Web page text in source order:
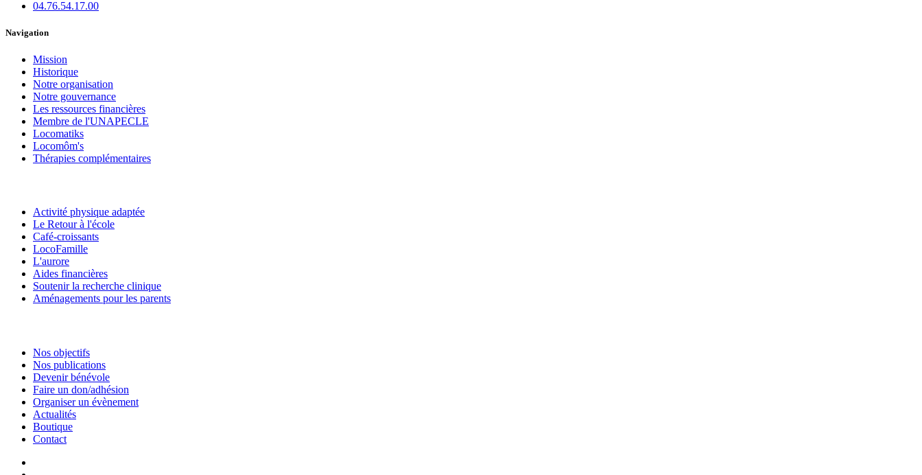
04.76.54.17.00
Navigation
Mission
Historique
Notre organisation
Notre gouvernance
Les ressources financières
Membre de l'UNAPECLE
Locomatiks
Locomôm's
Thérapies complémentaires
Activité physique adaptée
Le Retour à l'école
Café-croissants
LocoFamille
L'aurore
Aides financières
Soutenir la recherche clinique
Aménagements pour les parents
Nos objectifs
Nos publications
Devenir bénévole
Faire un don/adhésion
Organiser un évènement
Actualités
Boutique
Contact